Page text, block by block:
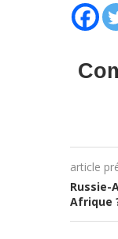
article
Russie-
Afrique